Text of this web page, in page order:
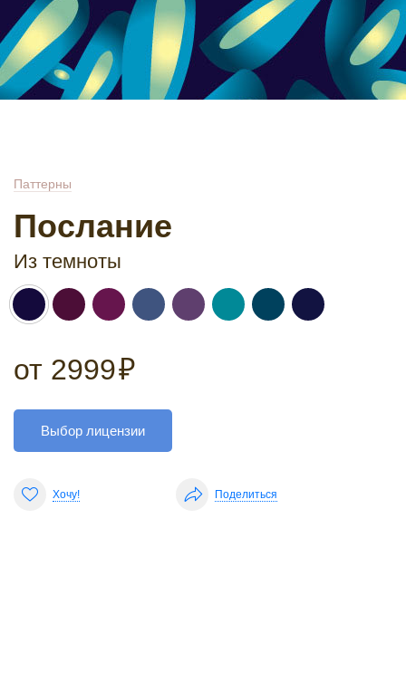
Паттерны
Послание
Из темноты
от 2999₽
Выбор лицензии
Хочу! Поделиться